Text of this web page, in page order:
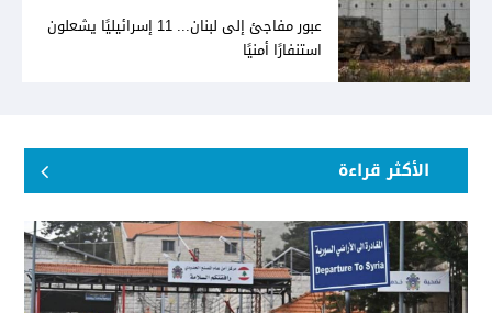
عبور مفاجئ إلى لبنان... 11 إسرائيليًا يشعلون
استنفارًا أمنيًا
الأكثر قراءة